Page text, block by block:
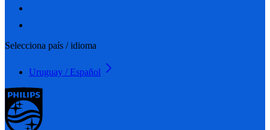
Selecciona país / idioma
Uruguay / Español